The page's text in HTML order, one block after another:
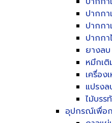
ปากกา
ปากก
ปากกา
ยางลบ
หมึกเ
เครื่อง
แปรงล
ไม้บรร
อุปกรณ์เพื่อก